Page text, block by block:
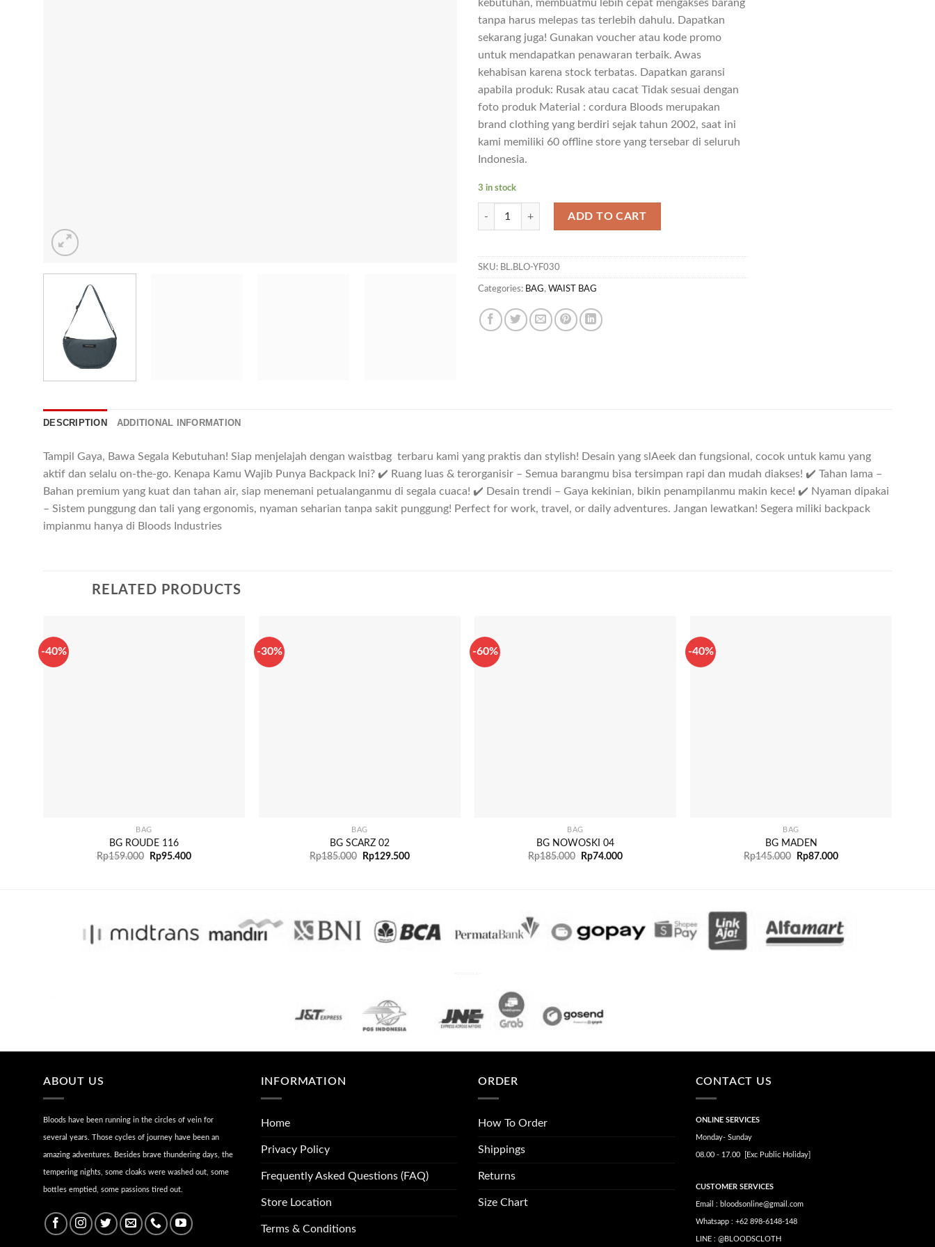
kebutuhan, membuatmu lebih cepat mengakses barang
tanpa harus melepas tas terlebih dahulu. Dapatkan
sekarang juga! Gunakan voucher atau kode promo
untuk mendapatkan penawaran terbaik. Awas
kehabisan karena stock terbatas. Dapatkan garansi
apabila produk: Rusak atau cacat Tidak sesuai dengan
foto produk Material : cordura Bloods merupakan
brand clothing yang berdiri sejak tahun 2002, saat ini
kami memiliki 60 offline store yang tersebar di seluruh
Indonesia.
3 in stock
BG KARSTON 05 quantity
ADD TO CART
SKU: BL.BLO-YF030
Categories: BAG, WAIST BAG
DESCRIPTION ADDITIONAL INFORMATION
Tampil Gaya, Bawa Segala Kebutuhan! Siap menjelajah dengan waistbag terbaru kami yang praktis dan stylish! Desain yang slAeek dan fungsional, cocok untuk kamu yang
aktif dan selalu on-the-go. Kenapa Kamu Wajib Punya Backpack Ini? ✔️ Ruang luas & terorganisir – Semua barangmu bisa tersimpan rapi dan mudah diakses! ✔️ Tahan lama –
Bahan premium yang kuat dan tahan air, siap menemani petualanganmu di segala cuaca! ✔️ Desain trendi – Gaya kekinian, bikin penampilanmu makin kece! ✔️ Nyaman dipakai
– Sistem punggung dan tali yang ergonomis, nyaman seharian tanpa sakit punggung! Perfect for work, travel, or daily adventures. Jangan lewatkan! Segera miliki backpack
impianmu hanya di Bloods Industries
RELATED PRODUCTS
-40%
BAG
BG ROUDE 116
Rp159.000 Rp95.400
-30%
BAG
BG SCARZ 02
Rp185.000 Rp129.500
-60%
BAG
BG NOWOSKI 04
Rp185.000 Rp74.000
-40%
BAG
BG MADEN
Rp145.000 Rp87.000
ABOUT US
Bloods have been running in the circles of vein for
several years. Those cycles of journey have been an
amazing adventures. Besides brave thundering days, the
tempering nights, some cloaks were washed out, some
bottles emptied, some passions tired out.
INFORMATION
Home
Privacy Policy
Frequently Asked Questions (FAQ)
Store Location
Terms & Conditions
ORDER
How To Order
Shippings
Returns
Size Chart
CONTACT US
ONLINE SERVICES
Monday- Sunday
08.00 - 17.00 [Exc Public Holiday]
CUSTOMER SERVICES
Email : bloodsonline@gmail.com
Whatsapp : +62 898-6148-148
LINE : @BLOODSCLOTH